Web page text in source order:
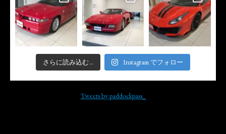
さらに読み込む... Instagram でフォロー
Tweets by paddockpass_